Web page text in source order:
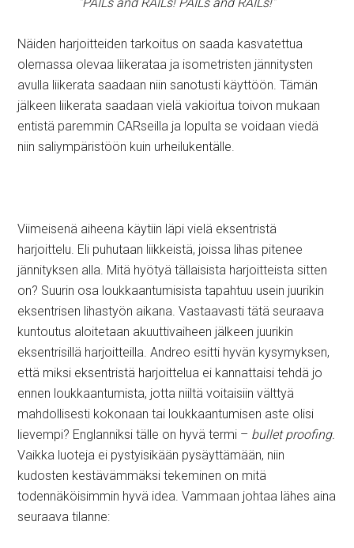
Näiden harjoitteiden tarkoitus on saada kasvatettua
olemassa olevaa liikerataa ja isometristen jännitysten
avulla liikerata saadaan niin sanotusti käyttöön. Tämän
jälkeen liikerata saadaan vielä vakioitua toivon mukaan
entistä paremmin CARseilla ja lopulta se voidaan viedä
niin saliympäristöön kuin urheilukentälle.
Viimeisenä aiheena käytiin läpi vielä eksentristä
harjoittelu. Eli puhutaan liikkeistä, joissa lihas pitenee
jännityksen alla. Mitä hyötyä tällaisista harjoitteista sitten
on? Suurin osa loukkaantumisista tapahtuu usein juurikin
eksentrisen lihastyön aikana. Vastaavasti tätä seuraava
kuntoutus aloitetaan akuuttivaiheen jälkeen juurikin
eksentrisillä harjoitteilla. Andreo esitti hyvän kysymyksen,
että miksi eksentristä harjoittelua ei kannattaisi tehdä jo
ennen loukkaantumista, jotta niiltä voitaisiin välttyä
mahdollisesti kokonaan tai loukkaantumisen aste olisi
lievempi? Englanniksi tälle on hyvä termi – bullet proofing.
Vaikka luoteja ei pystyisikään pysäyttämään, niin
kudosten kestävämmäksi tekeminen on mitä
todennäköisimmin hyvä idea. Vammaan johtaa lähes aina
seuraava tilanne: